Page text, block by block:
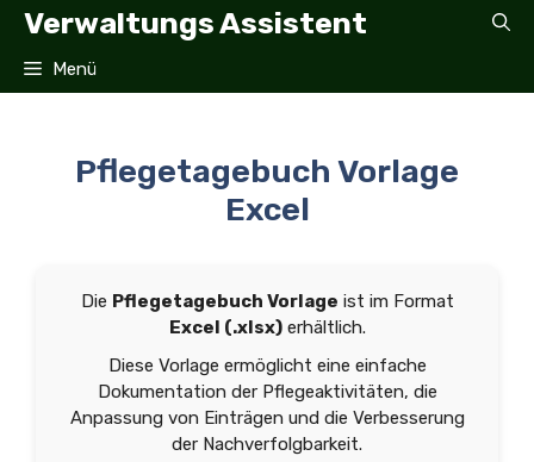
Zum
Inhalt
springen
Verwaltungs Assistent
Menü
Pflegetagebuch Vorlage
Excel
Die Pflegetagebuch Vorlage ist im Format
Excel (.xlsx)erhältlich.
Diese Vorlage ermöglicht eine einfache
Dokumentation der Pflegeaktivitäten, die
Anpassung von Einträgen und die Verbesserung
der Nachverfolgbarkeit.